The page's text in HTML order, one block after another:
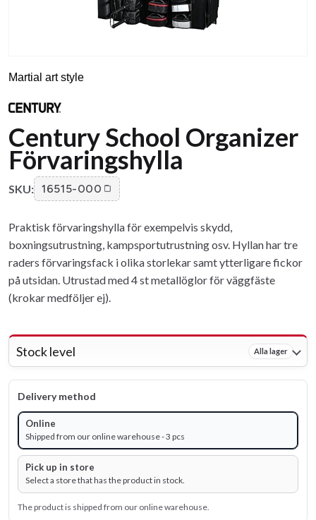
Martial art style
Century School Organizer
Förvaringshylla
SKU: 16515-000
Praktisk förvaringshylla för exempelvis skydd,
boxningsutrustning, kampsportutrustning osv. Hyllan har tre
raders förvaringsfack i olika storlekar samt ytterligare fickor
på utsidan. Utrustad med 4 st metallöglor för väggfäste
(krokar medföljer ej).
Stock level Alla lager
Delivery method
Online
Shipped from our online warehouse - 3 pcs
Pick up in store
Select a store that has the product in stock.
The product is shipped from our online warehouse.